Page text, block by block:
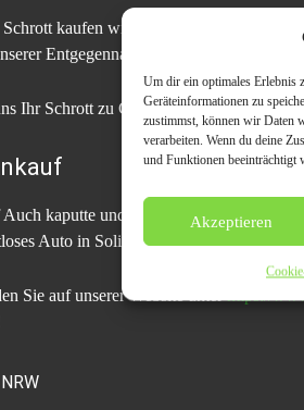
Um dir ein optimales Erlebnis
Geräteinformationen zu
zustimmst, können wir Daten
verarbeiten. Wenn du deine
und Funktionen beeinträchtigt
Akzeptieren
kaufen wir Ihnen zu Bestpreisen
Entgegennahme.
Ihr Schrott zu Geld!
kaputte und verrostete Autos
Auto in Solingen besitzen, können
Sie auf unserer Website unter https://